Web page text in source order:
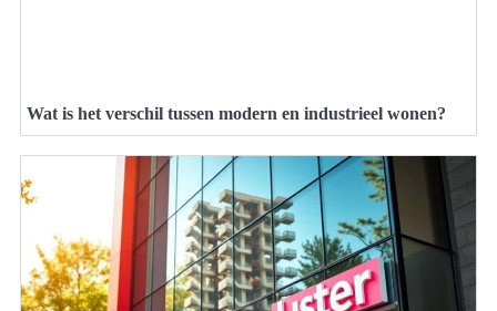
Wat is het verschil tussen modern en industrieel wonen?